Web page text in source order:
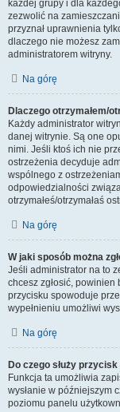
każdej grupy i dla
zezwolić na
przyznał uprawnienia
dlaczego nie możesz
administratorem witryny.
Na górę
Dlaczego otrzymałem/
Każdy administrator
danej witrynie. Są one
nimi. Jeśli ktoś ich nie
ostrzeżenia decyduje
wspólnego z
odpowiedzialności
otrzymałeś/otrzymałaś
Na górę
W jaki sposób można
Jeśli administrator na to
chcesz zgłosić,
przycisku spowoduje
wypełnieniu umożliwi
Na górę
Do czego służy
Funkcja ta umożliwia
wysłanie w późniejszym
poziomu panelu